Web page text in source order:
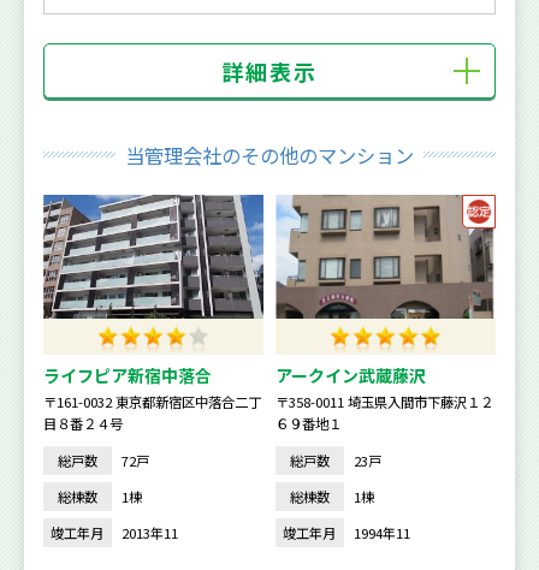
詳細表示
当管理会社のその他のマンション
ライフピア新宿中落合
〒161-0032 東京都新宿区中落合二丁
目８番２４号
総戸数
72戸
総棟数
1棟
竣工年月
2013年11
アークイン武蔵藤沢
〒358-0011 埼玉県入間市下藤沢１２
６９番地１
総戸数
23戸
総棟数
1棟
竣工年月
1994年11